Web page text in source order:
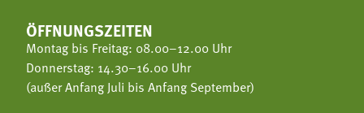
ÖFFNUNGSZEITEN
Montag bis Freitag: 08.00–12.00 Uhr
Donnerstag: 14.30–16.00 Uhr
(außer Anfang Juli bis Anfang September)